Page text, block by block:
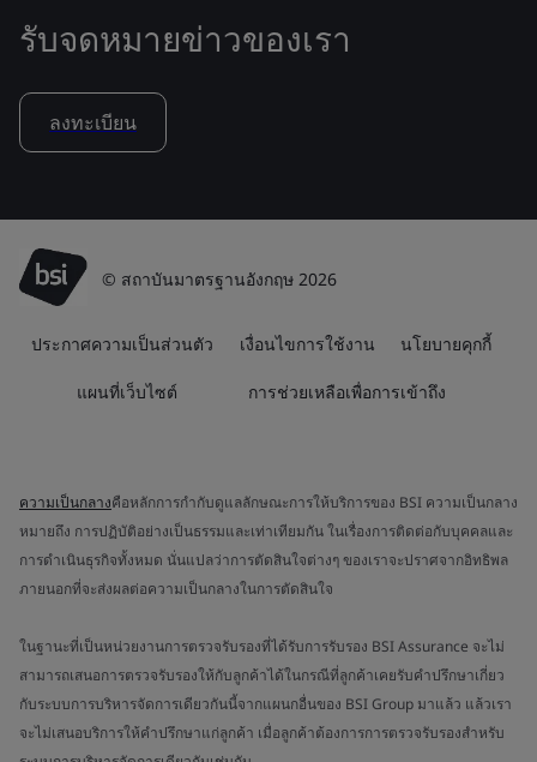
รับจดหมายข่าวของเรา
ลงทะเบียน
© สถาบันมาตรฐานอังกฤษ 2026
ประกาศความเป็นส่วนตัว เงื่อนไขการใช้งาน นโยบายคุกกี้
แผนที่เว็บไซต์ การช่วยเหลือเพื่อการเข้าถึง
ความเป็นกลางคือหลักการกำกับดูแลลักษณะการให้บริการของ BSI ความเป็นกลาง
หมายถึง การปฏิบัติอย่างเป็นธรรมและเท่าเทียมกัน ในเรื่องการติดต่อกับบุคคลและ
การดำเนินธุรกิจทั้งหมด นั่นแปลว่าการตัดสินใจต่างๆ ของเราจะปราศจากอิทธิพล
ภายนอกที่จะส่งผลต่อความเป็นกลางในการตัดสินใจ
ในฐานะที่เป็นหน่วยงานการตรวจรับรองที่ได้รับการรับรอง BSI Assurance จะไม่
สามารถเสนอการตรวจรับรองให้กับลูกค้าได้ในกรณีที่ลูกค้าเคยรับคำปรึกษาเกี่ยว
กับระบบการบริหารจัดการเดียวกันนี้จากแผนกอื่นของ BSI Group มาแล้ว แล้วเรา
จะไม่เสนอบริการให้คำปรึกษาแก่ลูกค้า เมื่อลูกค้าต้องการการตรวจรับรองสำหรับ